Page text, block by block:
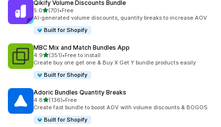
Qikify Volume Discounts Bundle
5.0별 5개 중
(70)
총 리뷰 70개
•Free
AI-generated volume discounts, quantity breaks to increase AOV
Built for Shopify
MBC Mix and Match Bundles App
4.9별 5개 중
(351)
총 리뷰 351개
•Free to install
Create buy one get one & Buy X Get Y bundle products easily
Built for Shopify
Adoric Bundles Quantity Breaks
4.8별 5개 중
(136)
총 리뷰 136개
•Free
Create fast bundle to boost AOV with volume discounts & BOGOS
Built for Shopify